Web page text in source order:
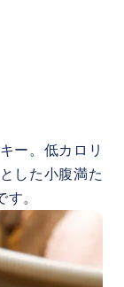
ー。低カロリ
した小腹満た
。